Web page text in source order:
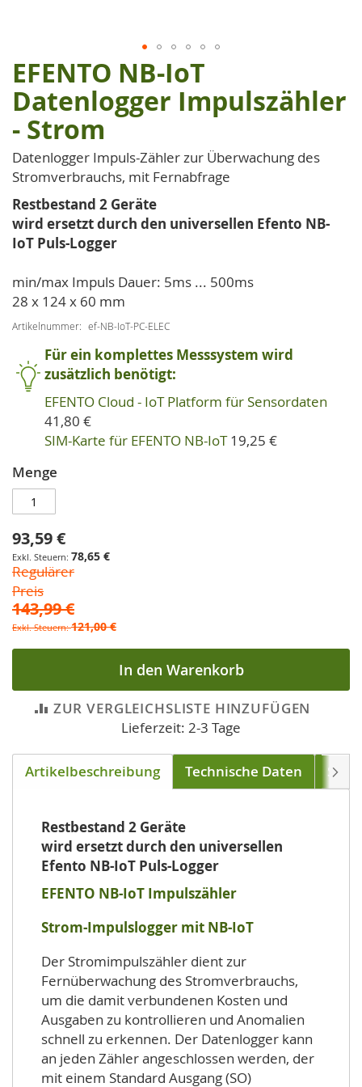
Zum
Anfang
der
Bildgalerie
springen
EFENTO NB-IoT
Datenlogger Impulszähler
- Strom
Datenlogger Impuls-Zähler zur Überwachung des
Stromverbrauchs, mit Fernabfrage
Restbestand 2 Geräte
wird ersetzt durch den universellen Efento NB-
IoT Puls-Logger
min/max Impuls Dauer: 5ms ... 500ms
28 x 124 x 60 mm
Artikelnummer ef-NB-IoT-PC-ELEC
Für ein komplettes Messsystem wird
zusätzlich benötigt:
EFENTO Cloud - IoT Platform für Sensordaten
41,80 €
SIM-Karte für EFENTO NB-IoT 19,25 €
Menge
Sonderpreis
93,59 €
78,65 €
Regulärer
Preis
143,99 €
121,00 €
In den Warenkorb
ZUR VERGLEICHSLISTE HINZUFÜGEN
Lieferzeit: 2-3 Tage
Artikelbeschreibung Technische Daten
Restbestand 2 Geräte
wird ersetzt durch den universellen
Efento NB-IoT Puls-Logger
EFENTO NB-IoT Impulszähler
Strom-Impulslogger mit NB-IoT
Der Stromimpulszähler dient zur
Fernüberwachung des Stromverbrauchs,
um die damit verbundenen Kosten und
Ausgaben zu kontrollieren und Anomalien
schnell zu erkennen. Der Datenlogger kann
an jeden Zähler angeschlossen werden, der
mit einem Standard Ausgang (SO)